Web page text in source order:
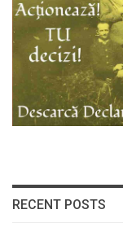
RECENT POSTS